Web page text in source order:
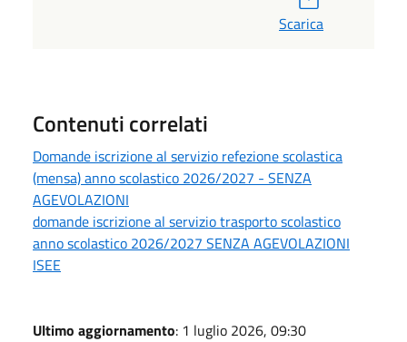
Scarica
Contenuti correlati
Domande iscrizione al servizio refezione scolastica
(mensa) anno scolastico 2026/2027 - SENZA
AGEVOLAZIONI
domande iscrizione al servizio trasporto scolastico
anno scolastico 2026/2027 SENZA AGEVOLAZIONI
ISEE
Ultimo aggiornamento: 1 luglio 2026, 09:30